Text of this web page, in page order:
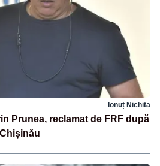
Ionuț Nichita
Prunea, reclamat de FRF după